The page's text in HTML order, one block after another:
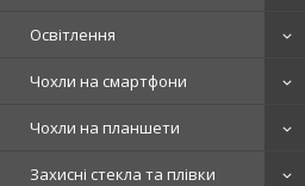
Освітлення
Чохли на смартфони
Чохли на планшети
Захисні стекла та плівки